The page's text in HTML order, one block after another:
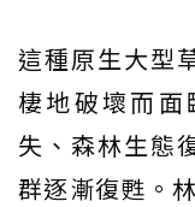
這種原生大型
棲地破壞而
失、森林生態
群逐漸復甦。